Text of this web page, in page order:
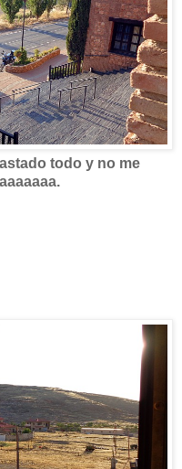
todo y no me